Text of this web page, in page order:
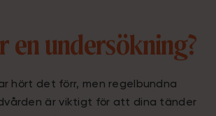
en undersökning?
hört det förr, men regelbundna
är viktigt för att dina tänder